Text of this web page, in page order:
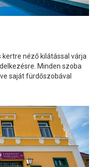
kertre néző kilátással várja
Minden szoba
saját fürdőszobával